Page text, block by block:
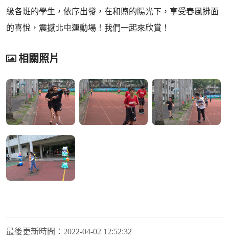
級各班的學生，依序出發，在和煦的陽光下，享受春風拂面
的喜悅，震撼北屯運動場！我們一起來欣賞！
相關照片
最後更新時間： 2022-04-02 12:52:32